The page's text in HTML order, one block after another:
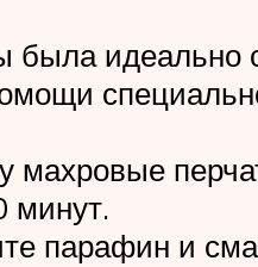
была идеально
махровые
минут.
парафин и